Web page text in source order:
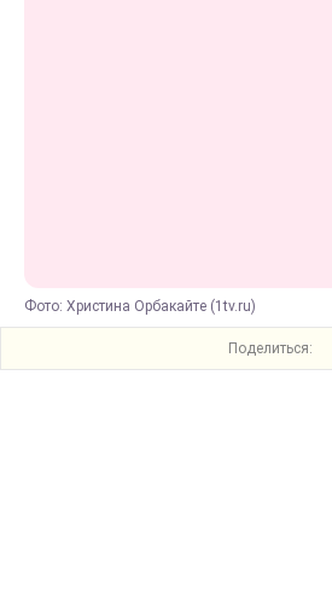
Фото: Христина Орбакайте (1tv.ru)
Поделиться: